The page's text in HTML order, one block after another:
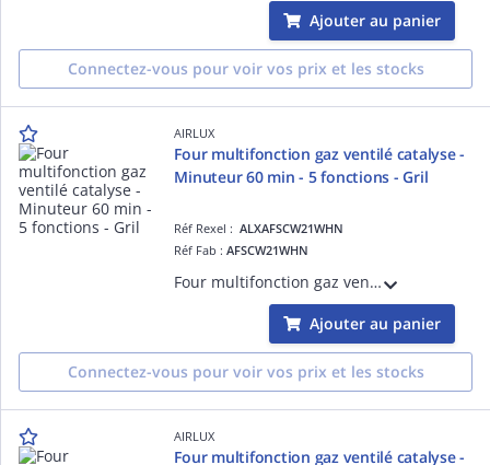
Ajouter au panier
Connectez-vous pour voir vos prix et les stocks
AIRLUX
Four multifonction gaz ventilé catalyse -
Minuteur 60 min - 5 fonctions - Gril
Réf Rexel :ALXAFSCW21WHN
Réf Fab :AFSCW21WHN
Four multifonction gaz ventilé catalyse - Minuteur 60 min - 5 fonctions - Gril gaz - Allumage une main - Sécurité thermocouples - Porte plein verre - Gradins fils - Tournebroche - 60 L - Classe A - Blanc
Ajouter au panier
Connectez-vous pour voir vos prix et les stocks
AIRLUX
Four multifonction gaz ventilé catalyse -